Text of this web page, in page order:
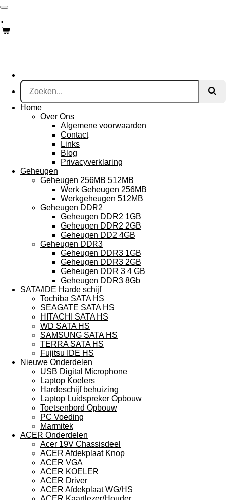
Ga
naar
de
.
Home
Over Ons
Algemene voorwaarden
Contact
Links
Blog
Privacyverklaring
Geheugen
Geheugen 256MB 512MB
Werk Geheugen 256MB
Werkgeheugen 512MB
Geheugen DDR2
Geheugen DDR2 1GB
Geheugen DDR2 2GB
Geheugen DD2 4GB
Geheugen DDR3
Geheugen DDR3 1GB
Geheugen DDR3 2GB
Geheugen DDR 3 4 GB
Geheugen DDR3 8Gb
SATA/IDE Harde schijf
Tochiba SATA HS
SEAGATE SATA HS
HITACHI SATA HS
WD SATA HS
SAMSUNG SATA HS
TERRA SATA HS
Fujitsu IDE HS
Nieuwe Onderdelen
USB Digital Microphone
Laptop Koelers
Hardeschijf behuizing
Laptop Luidspreker Opbouw
Toetsenbord Opbouw
PC Voeding
Marmitek
ACER Onderdelen
Acer 19V Chassisdeel
ACER Afdekplaat Knop
ACER VGA
ACER KOELER
ACER Driver
ACER Afdekplaat WG/HS